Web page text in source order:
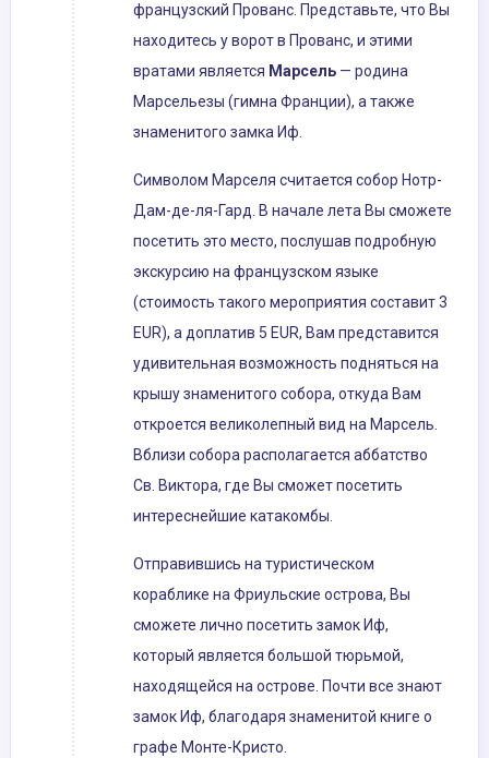
французский Прованс. Представьте, что Вы
находитесь у ворот в Прованс, и этими
вратами является Марсель — родина
Марсельезы (гимна Франции), а также
знаменитого замка Иф.
Символом Марселя считается собор Нотр-
Дам-де-ля-Гард. В начале лета Вы сможете
посетить это место, послушав подробную
экскурсию на французском языке
(стоимость такого мероприятия составит 3
EUR), а доплатив 5 EUR, Вам представится
удивительная возможность подняться на
крышу знаменитого собора, откуда Вам
откроется великолепный вид на Марсель.
Вблизи собора располагается аббатство
Св. Виктора, где Вы сможет посетить
интереснейшие катакомбы.
Отправившись на туристическом
кораблике на Фриульские острова, Вы
сможете лично посетить замок Иф,
который является большой тюрьмой,
находящейся на острове. Почти все знают
замок Иф, благодаря знаменитой книге о
графе Монте-Кристо.